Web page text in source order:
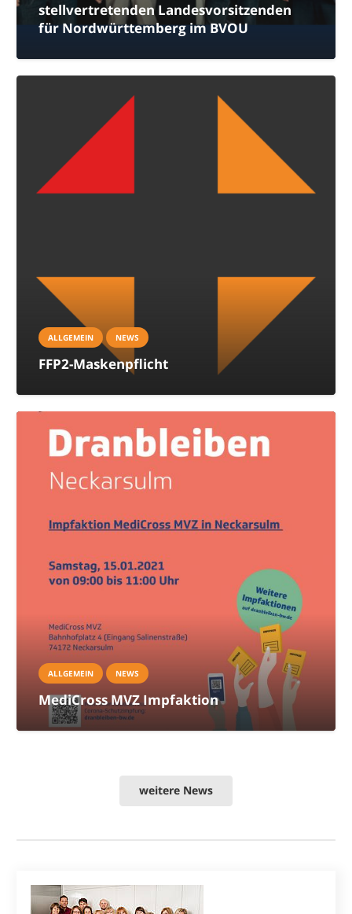
stellvertretenden Landesvorsitzenden
für Nordwürttemberg im BVOU
ALLGEMEIN NEWS
FFP2-Maskenpflicht
ALLGEMEIN NEWS
MediCross MVZ Impfaktion
weitere News